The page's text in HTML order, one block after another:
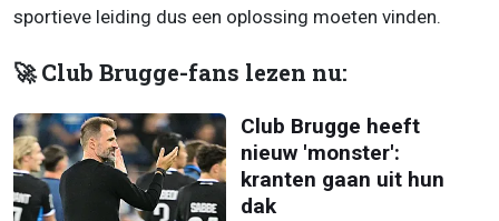
sportieve leiding dus een oplossing moeten vinden.
🚀 Club Brugge-fans lezen nu:
Club Brugge heeft
nieuw 'monster':
kranten gaan uit hun
dak